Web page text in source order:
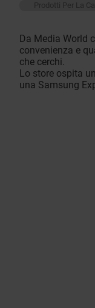
Prodotti Per La
Da Media World
convenienza e
che cerchi.
Lo store ospita
una Samsung